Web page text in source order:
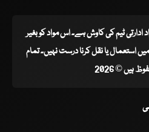
ادارتی ٹیم کی کاوش ہے۔ اس مواد کو بغیر
یا نقل کرنا درست نہیں۔ تمام
ہیں © 2026